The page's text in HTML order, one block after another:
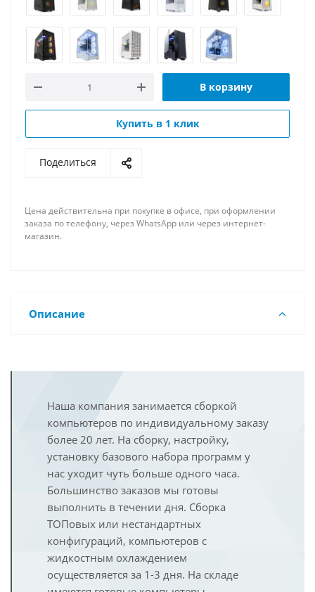
В корзину
Купить в 1 клик
Поделиться
Цена действительна при покупке в офисе, при оформлении
заказа по телефону, через WhatsApp или через интернет-
магазин.
Описание
Наша компания занимается сборкой
компьютеров по индивидуальному заказу
более 20 лет. На сборку, настройку,
установку базового набора программ у
нас уходит чуть больше одного часа.
Большинство заказов мы готовы
выполнить в течении дня. Сборка
ТОПовых или нестандартных
конфигураций, компьютеров с
жидкостным охлаждением
осуществляется за 1-3 дня. На складе